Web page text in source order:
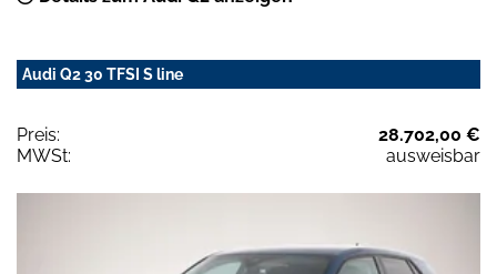
Audi Q2 30 TFSI S line
Preis:
28.702,00 €
MWSt:
ausweisbar